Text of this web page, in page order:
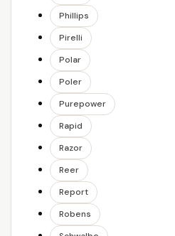
Phillips
Pirelli
Polar
Poler
Purepower
Rapid
Razor
Reer
Report
Robens